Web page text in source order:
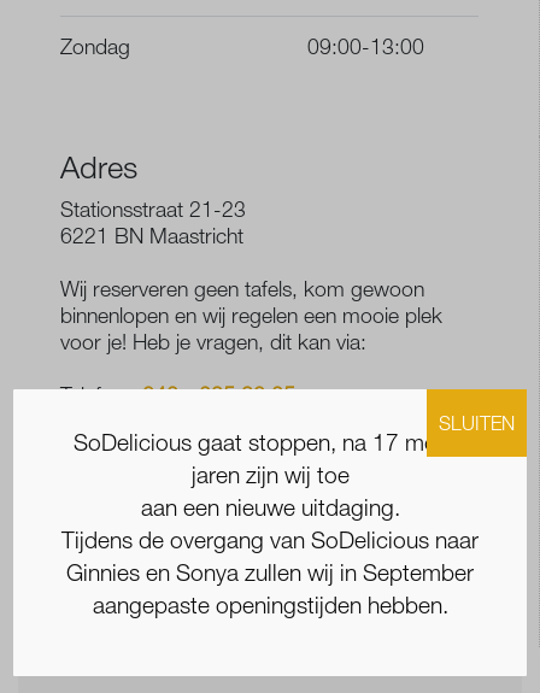
Zondag 09:00-13:00
Adres
Stationsstraat 21-23
6221 BN Maastricht
Wij reserveren geen tafels, kom gewoon
binnenlopen en wij regelen een mooie plek
voor je! Heb je vragen, dit kan via:
Telefoon043 - 325 20 35
KvK 14115423
Bank NL30 ABNA0527715425
BTWnr 820719985B01
Uniforme voorwaarden horeca
SoDelicious gaat stoppen, na 17 mooie
jaren zijn wij toe
aan een nieuwe uitdaging.
Tijdens de overgang van SoDelicious naar
Ginnies en Sonya zullen wij in September
aangepaste openingstijden hebben.
SLUITEN